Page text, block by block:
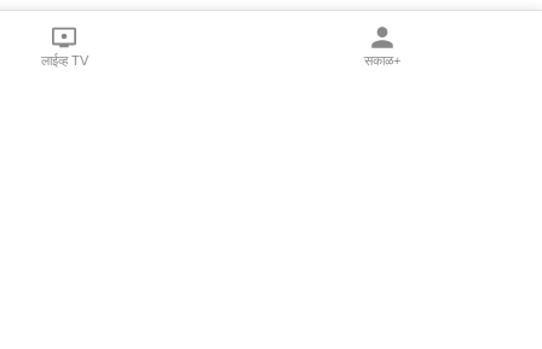
लाईव्ह TV सकाळ+